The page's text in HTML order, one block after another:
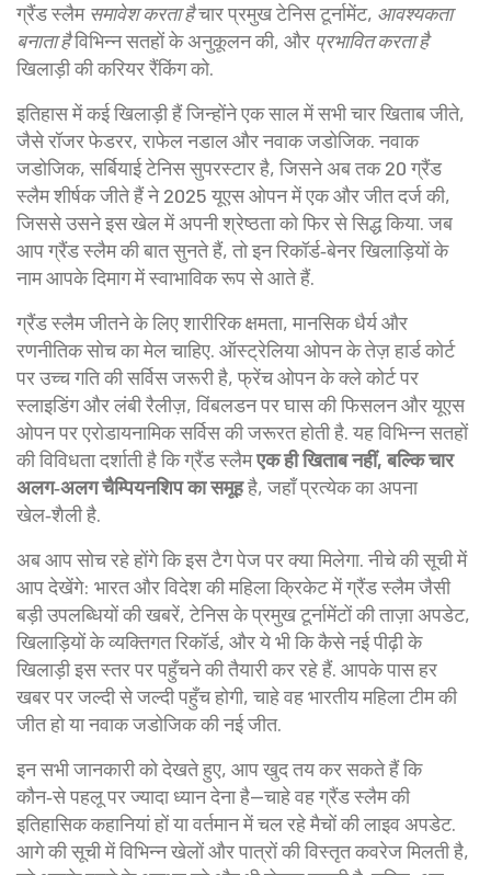
ग्रैंड स्लैम समावेश करता हैचार प्रमुख टेनिस टूर्नामेंट, आवश्यकता
बनाता हैविभिन्न सतहों के अनुकूलन की, और प्रभावित करता है
खिलाड़ी की करियर रैंकिंग को.
इतिहास में कई खिलाड़ी हैं जिन्होंने एक साल में सभी चार खिताब जीते,
जैसे रॉजर फेडरर, राफेल नडाल और नवाक जडोजिक.नवाक
जडोजिक,सर्बियाई टेनिस सुपरस्टार है, जिसने अब तक 20 ग्रैंड
स्लैम शीर्षक जीते हैंने 2025 यूएस ओपन में एक और जीत दर्ज की,
जिससे उसने इस खेल में अपनी श्रेष्ठता को फिर से सिद्ध किया. जब
आप ग्रैंड स्लैम की बात सुनते हैं, तो इन रिकॉर्ड‑बेनर खिलाड़ियों के
नाम आपके दिमाग में स्वाभाविक रूप से आते हैं.
ग्रैंड स्लैम जीतने के लिए शारीरिक क्षमता, मानसिक धैर्य और
रणनीतिक सोच का मेल चाहिए. ऑस्ट्रेलिया ओपन के तेज़ हार्ड कोर्ट
पर उच्च गति की सर्विस जरूरी है, फ्रेंच ओपन के क्ले कोर्ट पर
स्लाइडिंग और लंबी रैलीज़, विंबलडन पर घास की फिसलन और यूएस
ओपन पर एरोडायनामिक सर्विस की जरूरत होती है. यह विभिन्न सतहों
की विविधता दर्शाती है कि ग्रैंड स्लैमएक ही खिताब नहीं, बल्कि चार
अलग‑अलग चैम्पियनशिप का समूहहै, जहाँ प्रत्येक का अपना
खेल‑शैली है.
अब आप सोच रहे होंगे कि इस टैग पेज पर क्या मिलेगा. नीचे की सूची में
आप देखेंगे: भारत और विदेश की महिला क्रिकेट में ग्रैंड स्लैम जैसी
बड़ी उपलब्धियों की खबरें, टेनिस के प्रमुख टूर्नामेंटों की ताज़ा अपडेट,
खिलाड़ियों के व्यक्तिगत रिकॉर्ड, और ये भी कि कैसे नई पीढ़ी के
खिलाड़ी इस स्तर पर पहुँचने की तैयारी कर रहे हैं. आपके पास हर
खबर पर जल्दी से जल्दी पहुँच होगी, चाहे वह भारतीय महिला टीम की
जीत हो या नवाक जडोजिक की नई जीत.
इन सभी जानकारी को देखते हुए, आप खुद तय कर सकते हैं कि
कौन‑से पहलू पर ज्यादा ध्यान देना है—चाहे वह ग्रैंड स्लैम की
इतिहासिक कहानियां हों या वर्तमान में चल रहे मैचों की लाइव अपडेट.
आगे की सूची में विभिन्न खेलों और पात्रों की विस्तृत कवरेज मिलती है,